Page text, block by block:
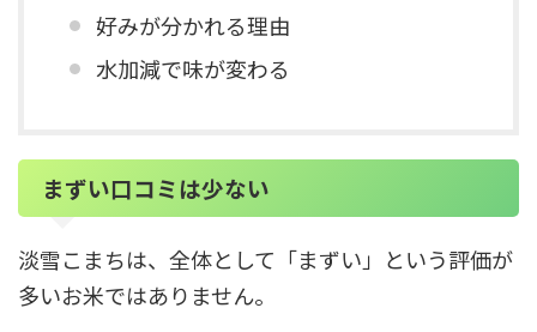
好みが分かれる理由
水加減で味が変わる
まずい口コミは少ない
淡雪こまちは、全体として「まずい」という評価が
多いお米ではありません。